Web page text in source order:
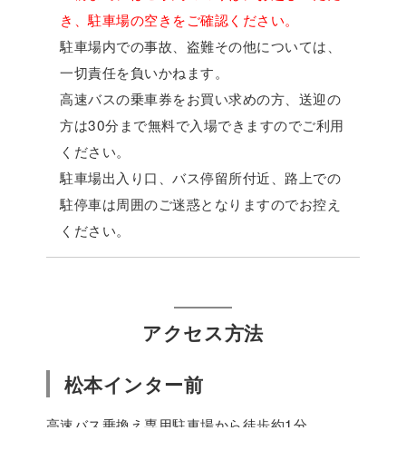
き、駐車場の空きをご確認ください。
駐車場内での事故、盗難その他については、
一切責任を負いかねます。
高速バスの乗車券をお買い求めの方、送迎の
方は30分まで無料で入場できますのでご利用
ください。
駐車場出入り口、バス停留所付近、路上での
駐停車は周囲のご迷惑となりますのでお控え
ください。
アクセス方法
松本インター前
高速バス乗換え専用駐車場から徒歩約1分